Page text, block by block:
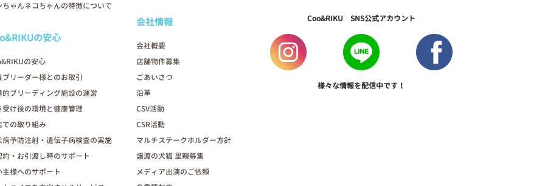
ちゃんネコちゃんの特徴について
の安心
の安心
ブリーダー様とのお取引
的ブリーディング施設の運営
受け後の環境と健康管理
での取り組み
病予防注射・遺伝子病検査の実施
約・お引渡し時のサポート
主様へのサポート
会社情報
会社概要
店舗物件募集
ごあいさつ
沿革
CSV活動
CSR活動
マルチステークホルダー方針
譲渡の犬猫 里親募集
メディア出演のご依頼
Coo&RIKU SNS公式アカウント
様々な情報を配信中です！